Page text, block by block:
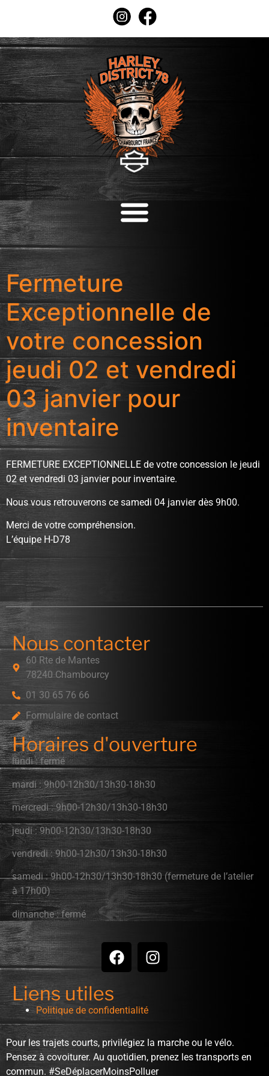
Fermeture
Exceptionnelle de
votre concession
jeudi 02 et vendredi
03 janvier pour
inventaire
FERMETURE EXCEPTIONNELLE de votre concession le jeudi
02 et vendredi 03 janvier pour inventaire.
Nous vous retrouverons ce samedi 04 janvier dès 9h00.
Merci de votre compréhension.
L’équipe H-D78
Nous contacter
60 Rte de Mantes
78240 Chambourcy
01 30 65 76 66
Formulaire de contact
Horaires d'ouverture
lundi : fermé
mardi : 9h00-12h30/13h30-18h30
mercredi : 9h00-12h30/13h30-18h30
jeudi : 9h00-12h30/13h30-18h30
vendredi : 9h00-12h30/13h30-18h30
samedi : 9h00-12h30/13h30-18h30 (fermeture de l’atelier
à 17h00)
dimanche : fermé
Liens utiles
Politique de confidentialité
Pour les trajets courts, privilégiez la marche ou le vélo.
Pensez à covoiturer. Au quotidien, prenez les transports en
commun. #SeDéplacerMoinsPolluer